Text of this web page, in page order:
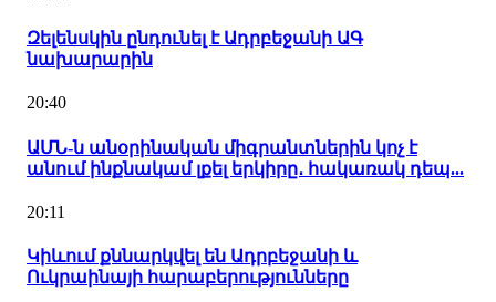
Զելենսկին ընդունել է Ադրբեջանի ԱԳ
նախարարին
20:40
ԱՄՆ-ն անօրինական միգրանտներին կոչ է
անում ինքնակամ լքել երկիրը․ հակառակ դեպ...
20:11
Կիևում քննարկվել են Ադրբեջանի և
Ուկրաինայի հարաբերությունները